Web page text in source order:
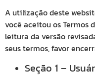
A utilização deste
você aceitou os Termos
leitura da versão
seus termos, favor
Seção 1 –